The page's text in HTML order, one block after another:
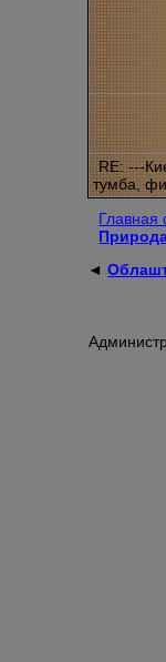
RE: ---
тумба,
Главная
◄